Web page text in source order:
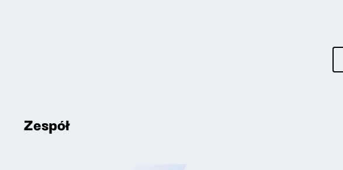
Zespół